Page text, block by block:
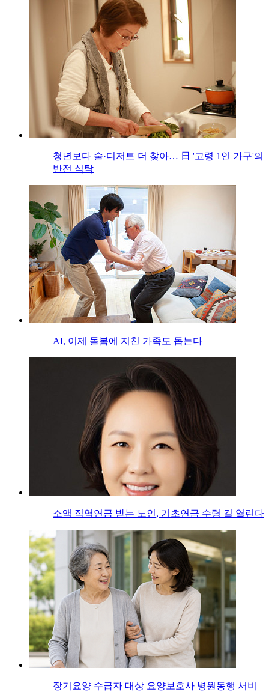
청년보다 술·디저트 더 찾아… 日 '고령 1인 가구'의
반전 식탁
AI, 이제 돌봄에 지친 가족도 돕는다
소액 직역연금 받는 노인, 기초연금 수령 길 열린다
장기요양 수급자 대상 요양보호사 병원동행 서비